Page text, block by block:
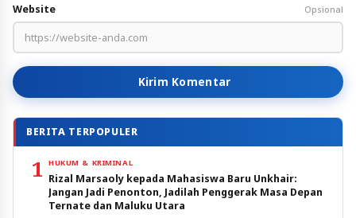
Website Opsional
Kirim Komentar
BERITA TERPOPULER
1 HUKUM & KRIMINAL
Rizal Marsaoly kepada Mahasiswa Baru Unkhair:
Jangan Jadi Penonton, Jadilah Penggerak Masa Depan
Ternate dan Maluku Utara